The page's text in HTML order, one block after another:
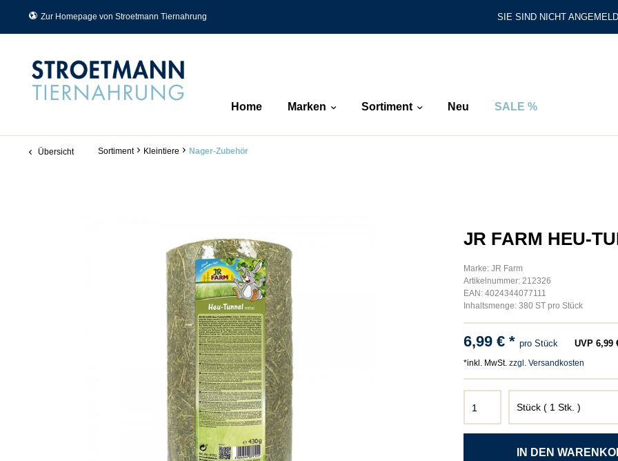
Zur Homepage von Stroetmann Tiernahrung SIE SIND NICHT
Home Marken Sortiment Neu SALE %
Übersicht Sortiment Kleintiere Nager-Zubehör
JR FARM HEU-
Marke: JR Farm
Artikelnummer: 212326
EAN: 4024344077111
Inhaltsmenge: 380 ST pro Stück
6,99 € * pro Stück UVP 6,99
*inkl. MwSt. zzgl. Versandkosten